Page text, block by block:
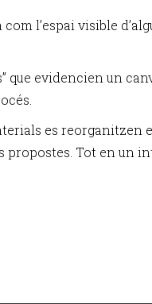
l’espai visible
que evidencien un
es reorganitzen
propostes. Tot en un